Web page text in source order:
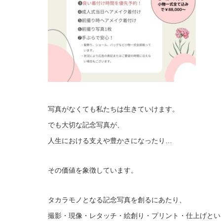
写真がなくても私たちは生きていけます。
でも大切な記念写真が、
人生における支えや豊かさになったり…
その価値を象徴しています。
タカラモノとなる記念写真を創るにあたり、
撮影・現像・レタッチ・絵創り・プリント・仕上げと